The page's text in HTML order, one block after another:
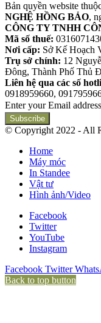
Bản quyền website
NGHỆ HỒNG BẢO,
CÔNG TY TNHH
Mã số thuế:
Nơi cấp: Sở Kế Hoạch
Trụ sở chính: 12
Đông, Thành Phố Thủ
Liên hệ qua các số
0918959660,
Enter your Email address
© Copyright 2022 - All
Home
Máy móc
In Standee
Vật tư
Hình ảnh/Video
Facebook
Twitter
YouTube
Instagram
Facebook Twitter
Back to top button